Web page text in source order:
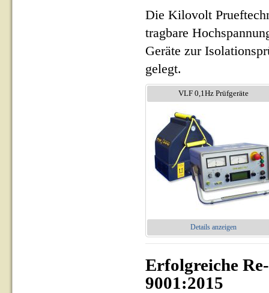
Die Kilovolt
tragbare
Geräte zur
gelegt.
VLF 0,1Hz Prüfgeräte
Details anzeigen
Erfolgreiche
9001:2015